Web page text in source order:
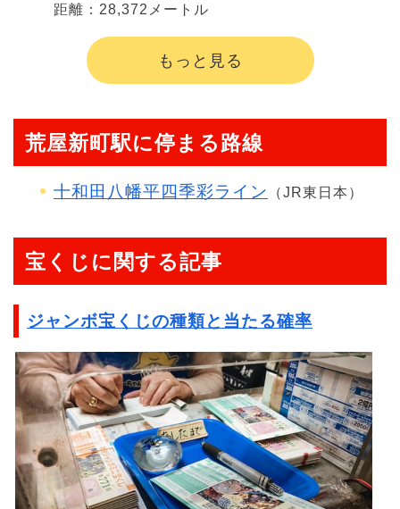
距離：28,372メートル
もっと見る
荒屋新町駅に停まる路線
十和田八幡平四季彩ライン （JR東日本）
宝くじに関する記事
ジャンボ宝くじの種類と当たる確率